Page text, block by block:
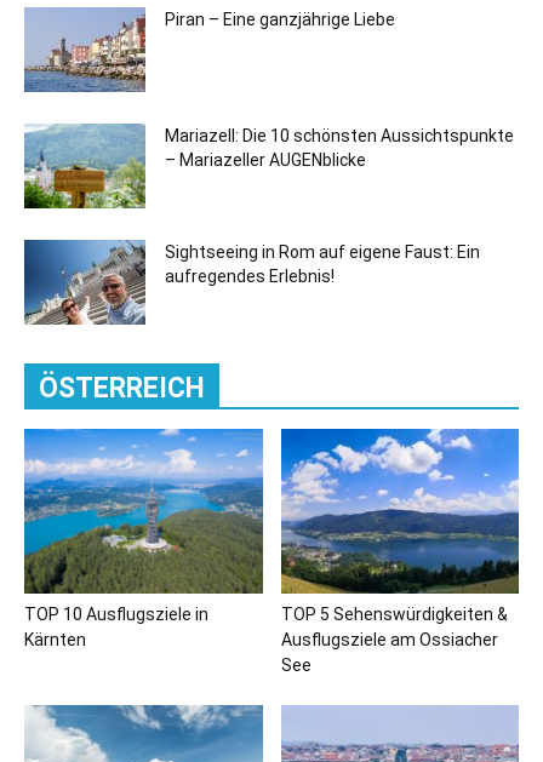
Piran – Eine ganzjährige Liebe
Mariazell: Die 10 schönsten Aussichtspunkte
– Mariazeller AUGENblicke
Sightseeing in Rom auf eigene Faust: Ein
aufregendes Erlebnis!
ÖSTERREICH
TOP 10 Ausflugsziele in
Kärnten
TOP 5 Sehenswürdigkeiten &
Ausflugsziele am Ossiacher
See